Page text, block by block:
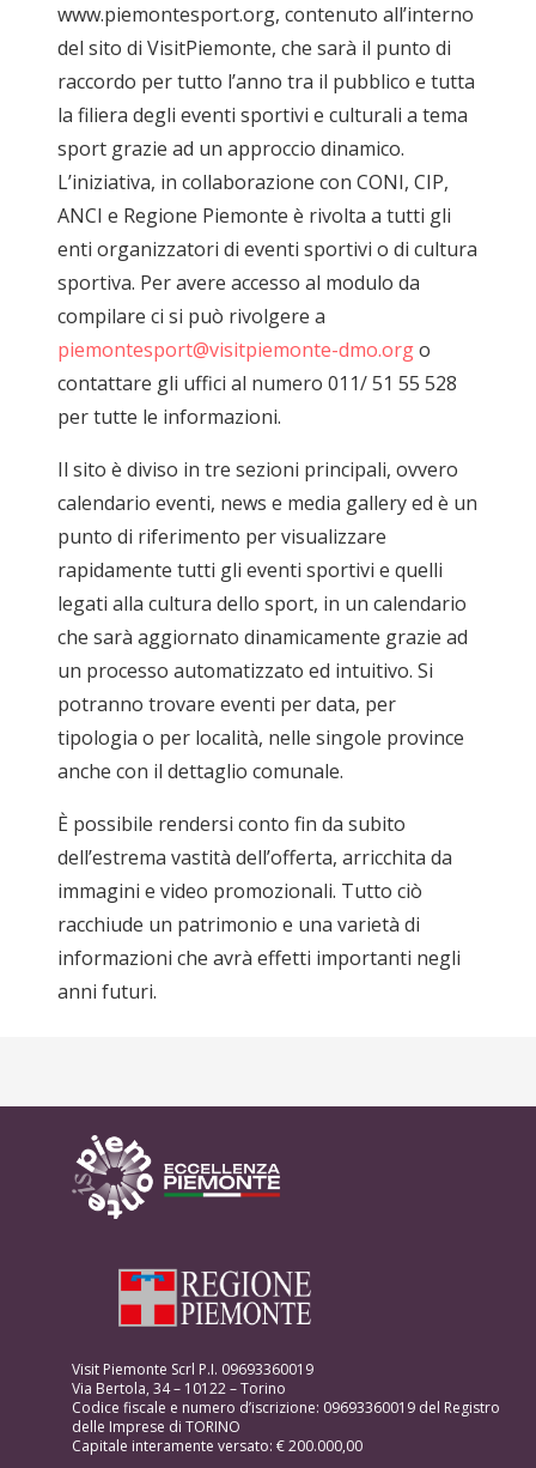
www.piemontesport.org, contenuto all’interno
del sito di VisitPiemonte, che sarà il punto di
raccordo per tutto l’anno tra il pubblico e tutta
la filiera degli eventi sportivi e culturali a tema
sport grazie ad un approccio dinamico.
L’iniziativa, in collaborazione con CONI, CIP,
ANCI e Regione Piemonte è rivolta a tutti gli
enti organizzatori di eventi sportivi o di cultura
sportiva. Per avere accesso al modulo da
compilare ci si può rivolgere a
piemontesport@visitpiemonte-dmo.orgo
contattare gli uffici al numero 011/ 51 55 528
per tutte le informazioni.
Il sito è diviso in tre sezioni principali, ovvero
calendario eventi, news e media gallery ed è un
punto di riferimento per visualizzare
rapidamente tutti gli eventi sportivi e quelli
legati alla cultura dello sport, in un calendario
che sarà aggiornato dinamicamente grazie ad
un processo automatizzato ed intuitivo. Si
potranno trovare eventi per data, per
tipologia o per località, nelle singole province
anche con il dettaglio comunale.
È possibile rendersi conto fin da subito
dell’estrema vastità dell’offerta, arricchita da
immagini e video promozionali. Tutto ciò
racchiude un patrimonio e una varietà di
informazioni che avrà effetti importanti negli
anni futuri.
Visit Piemonte Scrl P.I. 09693360019
Via Bertola, 34 – 10122 – Torino
Codice fiscale e numero d’iscrizione: 09693360019 del Registro
delle Imprese di TORINO
Capitale interamente versato: € 200.000,00